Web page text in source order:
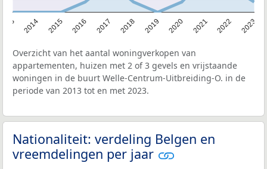
2014 2015 2016 2017 2018 2019 2020 2021 2022 2023
Overzicht van het aantal woningverkopen van
appartementen, huizen met 2 of 3 gevels en vrijstaande
woningen in de buurt Welle-Centrum-Uitbreiding-O. in de
periode van 2013 tot en met 2023.
Nationaliteit: verdeling Belgen en
vreemdelingen per jaar